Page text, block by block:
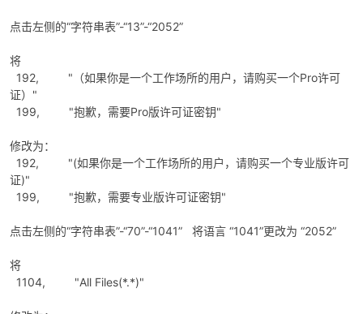
点击左侧的“字符串表”-“13”-“2052”
将
192, "（如果你是一个工作场所的用户，请购买一个Pro许可
证）"
199, "抱歉，需要Pro版许可证密钥"
修改为：
192, "(如果你是一个工作场所的用户，请购买一个专业版许可
证)"
199, "抱歉，需要专业版许可证密钥"
点击左侧的“字符串表”-“70”-“1041” 将语言 “1041”更改为 “2052”
将
1104, "All Files(*.*)"